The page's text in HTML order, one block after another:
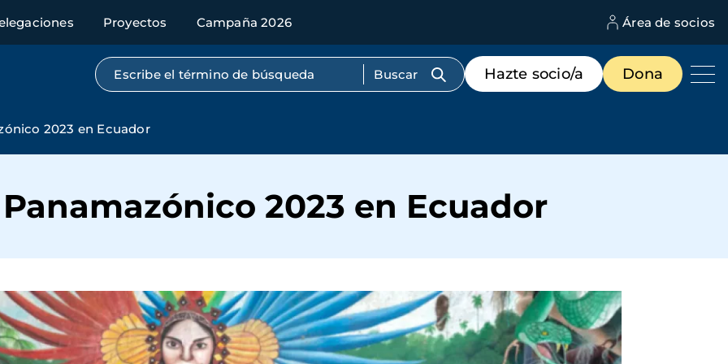
Proyectos Campaña 2026 Área de socios
Búsqueda por texto completo
Menú
de
destacados
Hazte socio/a Dona
2023 en Ecuador
2023 en Ecuador